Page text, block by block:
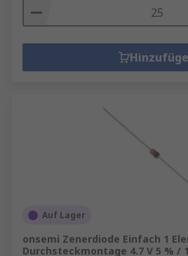
Auf Lager
onsemi Zenerdiode Einfach 1
Durchsteckmontage 4.7 V 5 % /